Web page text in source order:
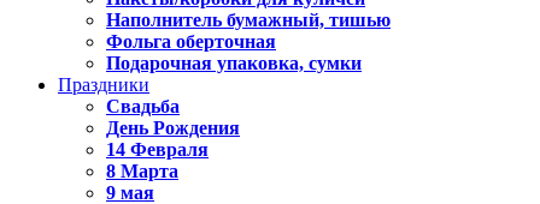
Наполнитель бумажный, тишью
Фольга оберточная
Подарочная упаковка, сумки
Праздники
Свадьба
День Рождения
14 Февраля
8 Марта
9 мая